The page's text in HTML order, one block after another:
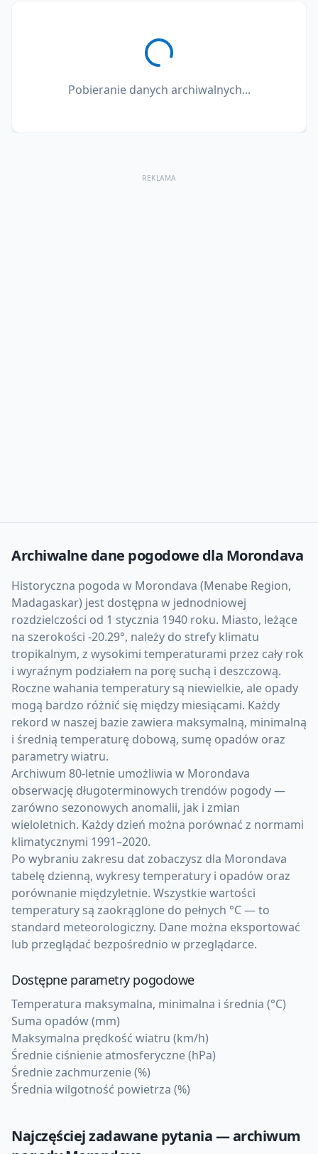
Pobieranie danych archiwalnych...
REKLAMA
Archiwalne dane pogodowe dla Morondava
Historyczna pogoda w Morondava (Menabe Region,
Madagaskar) jest dostępna w jednodniowej
rozdzielczości od 1 stycznia 1940 roku. Miasto, leżące
na szerokości -20.29°, należy do strefy klimatu
tropikalnym, z wysokimi temperaturami przez cały rok
i wyraźnym podziałem na porę suchą i deszczową.
Roczne wahania temperatury są niewielkie, ale opady
mogą bardzo różnić się między miesiącami. Każdy
rekord w naszej bazie zawiera maksymalną, minimalną
i średnią temperaturę dobową, sumę opadów oraz
parametry wiatru.
Archiwum 80-letnie umożliwia w Morondava
obserwację długoterminowych trendów pogody —
zarówno sezonowych anomalii, jak i zmian
wieloletnich. Każdy dzień można porównać z normami
klimatycznymi 1991–2020.
Po wybraniu zakresu dat zobaczysz dla Morondava
tabelę dzienną, wykresy temperatury i opadów oraz
porównanie międzyletnie. Wszystkie wartości
temperatury są zaokrąglone do pełnych °C — to
standard meteorologiczny. Dane można eksportować
lub przeglądać bezpośrednio w przeglądarce.
Dostępne parametry pogodowe
Temperatura maksymalna, minimalna i średnia (°C)
Suma opadów (mm)
Maksymalna prędkość wiatru (km/h)
Średnie ciśnienie atmosferyczne (hPa)
Średnie zachmurzenie (%)
Średnia wilgotność powietrza (%)
Najczęściej zadawane pytania — archiwum